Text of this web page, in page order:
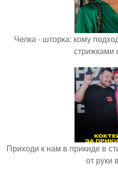
Челка - шторка: кому
стрижками
Приходи к нам в прикиде в
от руки